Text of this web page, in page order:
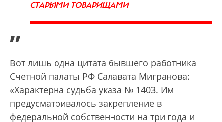
СТАРЫМИ ТОВАРИЩАМИ
”
Вот лишь одна цитата бывшего работника
Счетной палаты РФ Салавата Мигранова:
«Характерна судьба указа № 1403. Им
предусматривалось закрепление в
федеральной собственности на три года и